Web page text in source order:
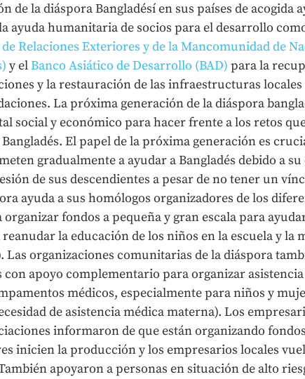
de la diáspora Bangladésí en sus países de acogida
ayuda humanitaria de socios para el desarrollo
Relaciones Exteriores y de la Mancomunidad de
y el Banco Asiático de Desarrollo (BAD) para la
y la restauración de las infraestructuras locales
La próxima generación de la diáspora
social y económico para hacer frente a los retos
El papel de la próxima generación es
gradualmente a ayudar a Bangladés debido a
de sus descendientes a pesar de no tener un
ayuda a sus homólogos organizadores de los
organizar fondos a pequeña y gran escala para
la educación de los niños en la escuela y la
Las organizaciones comunitarias de la diáspora
con apoyo complementario para organizar
médicos, especialmente para niños y
de asistencia médica materna). Los
informaron de que están organizando
inicien la producción y los empresarios locales
apoyaron a personas en situación de alto